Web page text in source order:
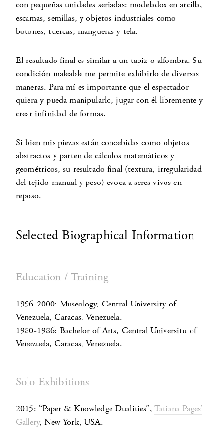
con pequeñas unidades seriadas: modelados en arcilla,
escamas, semillas, y objetos industriales como
botones, tuercas, mangueras y tela.
El resultado final es similar a un tapiz o alfombra. Su
condición maleable me permite exhibirlo de diversas
maneras. Para mí es importante que el espectador
quiera y pueda manipularlo, jugar con él libremente y
crear infinidad de formas.
Si bien mis piezas están concebidas como objetos
abstractos y parten de cálculos matemáticos y
geométricos, su resultado final (textura, irregularidad
del tejido manual y peso) evoca a seres vivos en
reposo.
Selected Biographical Information
Education / Training
1996-2000: Museology, Central University of
Venezuela, Caracas, Venezuela.
1980-1986: Bachelor of Arts, Central Universitu of
Venezuela, Caracas, Venezuela.
Solo Exhibitions
2015: “Paper & Knowledge Dualities”, Tatiana Pages’
Gallery, New York, USA.